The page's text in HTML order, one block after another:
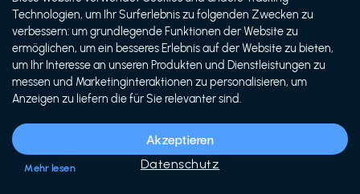
-20%
Siech Cycles
Entdecke den Schweizer Brand für urbane Fahrräder...
Mehr lesen
Technologien, um Ihr Surferlebnis zu folgenden Zwecken zu
verbessern: um grundlegende Funktionen der Website zu
ermöglichen, um ein besseres Erlebnis auf der Website zu bieten,
um Ihr Interesse an unseren Produkten und Dienstleistungen zu
messen und Marketinginteraktionen zu personalisieren, um
Anzeigen zu liefern die für Sie relevanter sind.
Akzeptieren
Datenschutz